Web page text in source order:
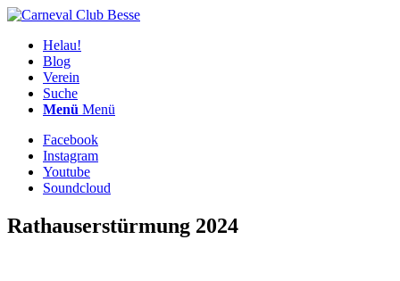
Helau!
Blog
Verein
Suche
Menü Menü
Facebook
Instagram
Youtube
Soundcloud
Rathauserstürmung 2024